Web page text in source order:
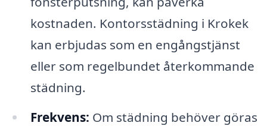
kostnaden. Kontorsstädning i Krokek
kan erbjudas som en engångstjänst
eller som regelbundet återkommande
städning.
Frekvens: Om städning behöver göras